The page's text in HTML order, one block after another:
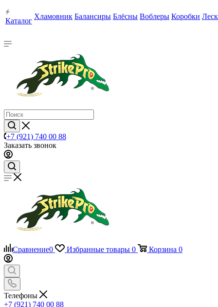
Каталог
Хламовник Балансиры Блёсны Воблеры Коробки
+7 (921) 740 00 88
Заказать звонок
Сравнение0 Избранные товары 0 Корзина 0
Телефоны
+7 (921) 740 00 88